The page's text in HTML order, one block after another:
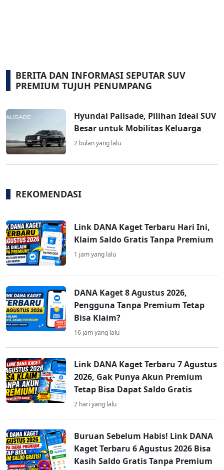
BERITA DAN INFORMASI SEPUTAR SUV
PREMIUM TUJUH PENUMPANG
Hyundai Palisade, Pilihan Ideal SUV
Besar untuk Mobilitas Keluarga
2 bulan yang lalu
REKOMENDASI
Link DANA Kaget Terbaru Hari Ini,
Klaim Saldo Gratis Tanpa Premium
1 jam yang lalu
DANA Kaget 8 Agustus 2026,
Pengguna Tanpa Premium Tetap
Bisa Klaim?
16 jam yang lalu
Link DANA Kaget Terbaru 7 Agustus
2026, Gak Punya Akun Premium
Tetap Bisa Dapat Saldo Gratis
2 hari yang lalu
Buruan Sebelum Habis! Link DANA
Kaget Terbaru 6 Agustus 2026 Bisa
Kasih Saldo Gratis Tanpa Premium